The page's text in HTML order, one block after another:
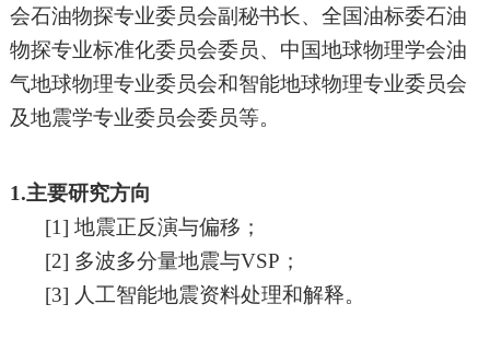
会石油物探专业委员会副秘书长、全国油标委石油
物探专业标准化委员会委员、中国地球物理学会油
气地球物理专业委员会和智能地球物理专业委员会
及地震学专业委员会委员等。
1.主要研究方向
[1] 地震正反演与偏移；
[2] 多波多分量地震与VSP；
[3] 人工智能地震资料处理和解释。